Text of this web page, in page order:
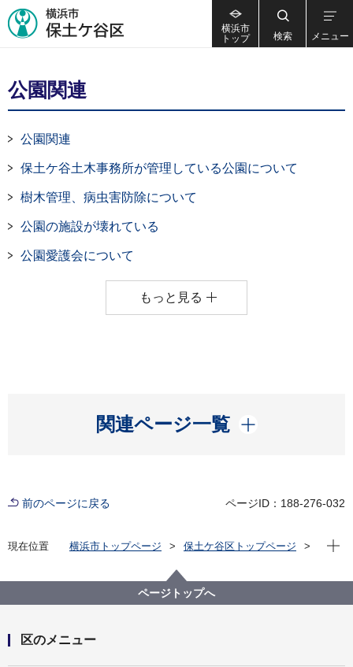
横浜市
トップ
検索 メニュー
公園関連
公園関連
保土ケ谷土木事務所が管理している公園について
樹木管理、病虫害防除について
公園の施設が壊れている
公園愛護会について
もっと見る
関連ページ一覧
開く
前のページに戻る ページID：188-276-032
現在位置 横浜市トップページ
保土ケ谷区トップページ
公園関連
現在
ページトップへ
区のメニュー